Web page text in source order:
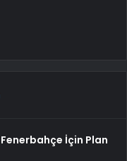
Fenerbahçe İçin Plan